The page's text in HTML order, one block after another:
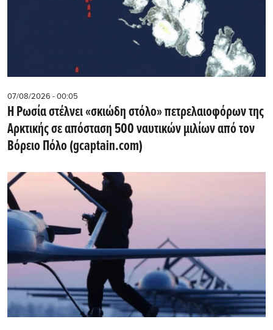
07/08/2026 - 00:05
Η Ρωσία στέλνει «σκιώδη στόλο» πετρελαιοφόρων της
Αρκτικής σε απόσταση 500 ναυτικών μιλίων από τον
Βόρειο Πόλο (gcaptain.com)